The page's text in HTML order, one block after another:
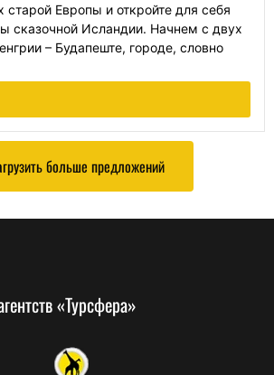
старой Европы и откройте для себя
сказочной Исландии. Начнем с двух
– Будапеште, городе, словно
больше предложений
«Турсфера»